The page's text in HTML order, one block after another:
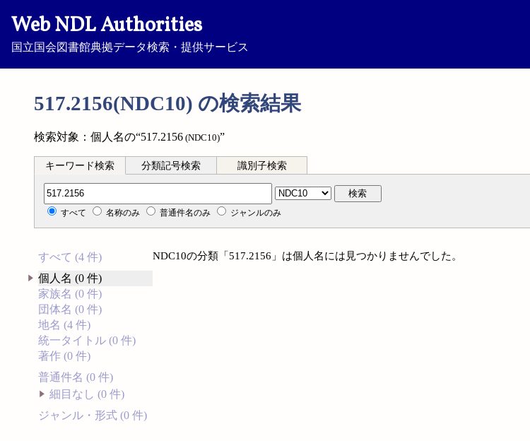
Web NDL Authorities
国立国会図書館典拠データ検索・提供サービス
517.2156(NDC10) の検索結果
検索対象：個人名の“517.2156 (NDC10)”
キーワード検索 分類記号検索 識別子検索
分類記号検索 検索
すべて 名称のみ 普通件名のみ ジャンルのみ
すべて (4 件)
個人名 (0 件)
家族名 (0 件)
団体名 (0 件)
地名 (4 件)
統一タイトル (0 件)
著作 (0 件)
普通件名 (0 件)
細目なし (0 件)
ジャンル・形式 (0 件)
NDC10の分類「517.2156」は個人名には見つかりませんでした。